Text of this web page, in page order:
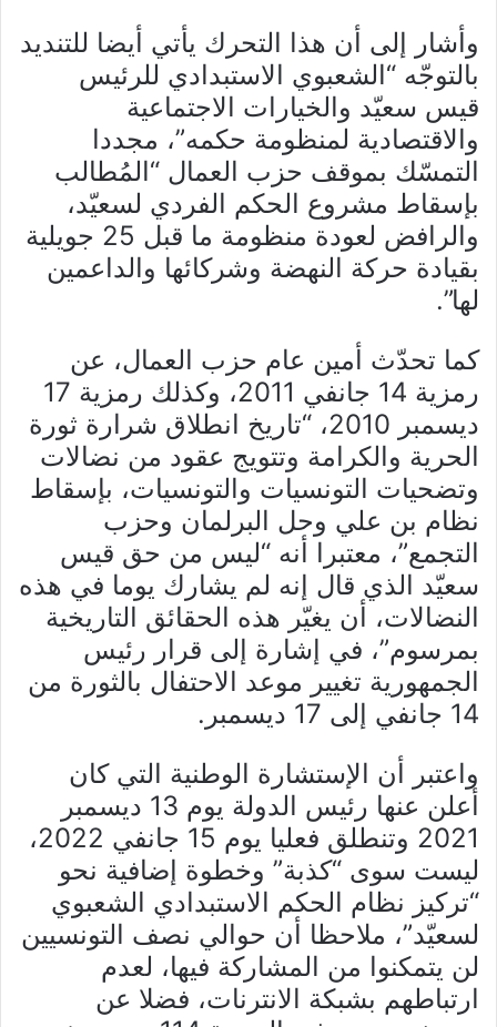
وأشار إلى أن هذا التحرك يأتي أيضا للتنديد
بالتوجّه “الشعبوي الاستبدادي للرئيس
قيس سعيّد والخيارات الاجتماعية
والاقتصادية لمنظومة حكمه”، مجددا
التمسّك بموقف حزب العمال “المُطالب
بإسقاط مشروع الحكم الفردي لسعيّد،
والرافض لعودة منظومة ما قبل 25 جويلية
بقيادة حركة النهضة وشركائها والداعمين
لها”.
كما تحدّث أمين عام حزب العمال، عن
رمزية 14 جانفي 2011، وكذلك رمزية 17
ديسمبر 2010، “تاريخ انطلاق شرارة ثورة
الحرية والكرامة وتتويج عقود من نضالات
وتضحيات التونسيات والتونسيات، بإسقاط
نظام بن علي وحل البرلمان وحزب
التجمع”، معتبرا أنه “ليس من حق قيس
سعيّد الذي قال إنه لم يشارك يوما في هذه
النضالات، أن يغيّر هذه الحقائق التاريخية
بمرسوم”، في إشارة إلى قرار رئيس
الجمهورية تغيير موعد الاحتفال بالثورة من
14 جانفي إلى 17 ديسمبر.
واعتبر أن الإستشارة الوطنية التي كان
أعلن عنها رئيس الدولة يوم 13 ديسمبر
2021 وتنطلق فعليا يوم 15 جانفي 2022،
ليست سوى “كذبة” وخطوة إضافية نحو
“تركيز نظام الحكم الاستبدادي الشعبوي
لسعيّد”، ملاحظا أن حوالي نصف التونسيين
لن يتمكنوا من المشاركة فيها، لعدم
ارتباطهم بشبكة الانترنات، فضلا عن